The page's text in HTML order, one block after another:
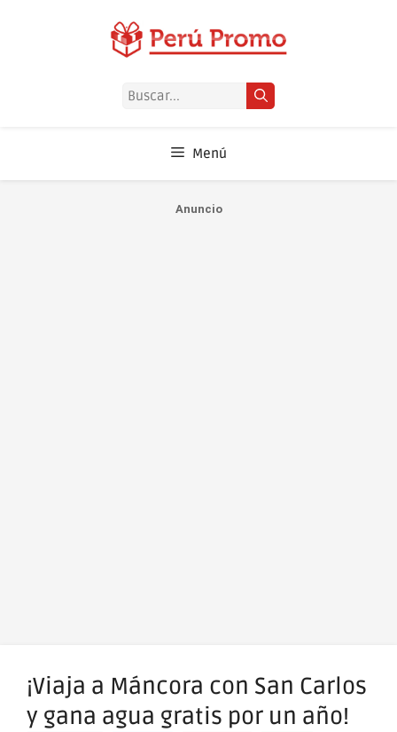
Buscar:
Menú
Anuncio
¡Viaja a Máncora con San Carlos
y gana agua gratis por un año!